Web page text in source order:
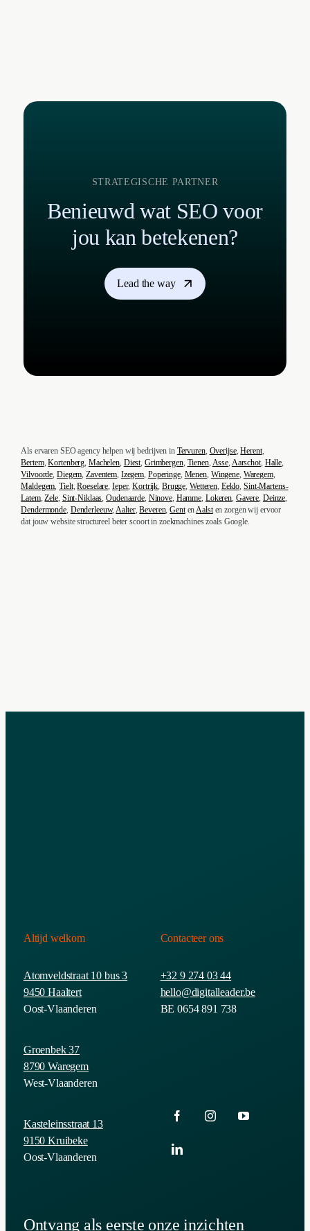
STRATEGISCHE PARTNER
Benieuwd wat SEO voor
jou kan betekenen?
Lead the way
Als ervaren SEO agency helpen wij bedrijven in Tervuren, Overijse,Herent,
Bertem,Kortenberg, Machelen, Diest, Grimbergen, Tienen, Asse, Aarschot, Halle,
Vilvoorde, Diegem,Zaventem, Izegem, Poperinge, Menen, Wingene, Waregem,
Maldegem,Tielt,Roeselare, Ieper,Kortrijk, Brugge,Wetteren, Eeklo, Sint-Martens-
Latem,Zele, Sint-Niklaas,Oudenaarde, Ninove, Hamme, Lokeren, Gavere, Deinze,
Dendermonde, Denderleeuw,Aalter,Beveren,GentenAalsten zorgen wij ervoor
dat jouw website structureel beter scoort in zoekmachines zoals Google.
Altijd welkom
Atomveldstraat 10 bus 3
9450 Haaltert
Oost-Vlaanderen
Groenbek 37
8790 Waregem
West-Vlaanderen
Kasteleinsstraat 13
9150 Kruibeke
Oost-Vlaanderen
Contacteer ons
+32 9 274 03 44
hello@digitalleader.be
BE 0654 891 738
Ontvang als eerste onze inzichten